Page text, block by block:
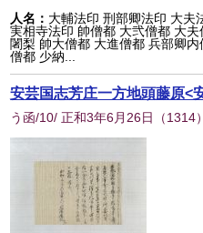
人名： 大輔法印 刑部卿法印 大夫
実相寺法印 帥僧都 大弐僧都 大
闍梨 帥大僧都 大進僧都 兵部卿
僧都 少納...
安芸国志芳庄一方地頭藤原<
う函/10/ 正和3年6月26日 （1314